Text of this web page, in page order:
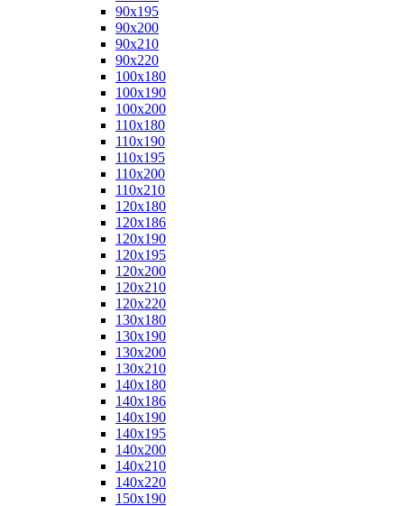
90x195
90x200
90x210
90x220
100x180
100x190
100x200
110x180
110x190
110x195
110x200
110x210
120x180
120x186
120x190
120x195
120x200
120x210
120x220
130x180
130x190
130x200
130x210
140x180
140x186
140x190
140x195
140x200
140x210
140x220
150x190